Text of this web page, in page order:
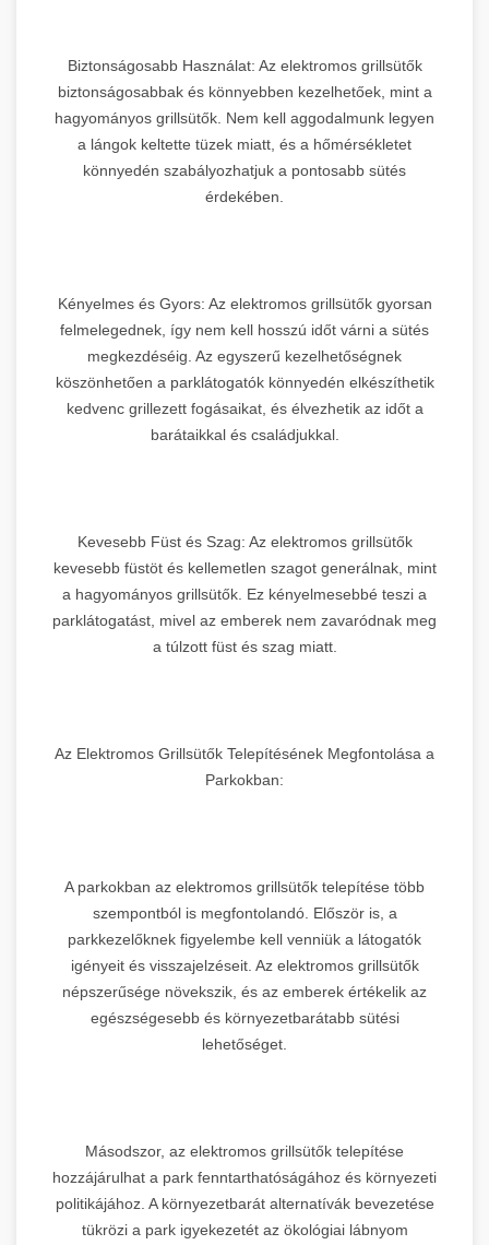
Biztonságosabb Használat: Az elektromos grillsütők
biztonságosabbak és könnyebben kezelhetőek, mint a
hagyományos grillsütők. Nem kell aggodalmunk legyen
a lángok keltette tüzek miatt, és a hőmérsékletet
könnyedén szabályozhatjuk a pontosabb sütés
érdekében.
Kényelmes és Gyors: Az elektromos grillsütők gyorsan
felmelegednek, így nem kell hosszú időt várni a sütés
megkezdéséig. Az egyszerű kezelhetőségnek
köszönhetően a parklátogatók könnyedén elkészíthetik
kedvenc grillezett fogásaikat, és élvezhetik az időt a
barátaikkal és családjukkal.
Kevesebb Füst és Szag: Az elektromos grillsütők
kevesebb füstöt és kellemetlen szagot generálnak, mint
a hagyományos grillsütők. Ez kényelmesebbé teszi a
parklátogatást, mivel az emberek nem zavaródnak meg
a túlzott füst és szag miatt.
Az Elektromos Grillsütők Telepítésének Megfontolása a
Parkokban:
A parkokban az elektromos grillsütők telepítése több
szempontból is megfontolandó. Először is, a
parkkezelőknek figyelembe kell venniük a látogatók
igényeit és visszajelzéseit. Az elektromos grillsütők
népszerűsége növekszik, és az emberek értékelik az
egészségesebb és környezetbarátabb sütési
lehetőséget.
Másodszor, az elektromos grillsütők telepítése
hozzájárulhat a park fenntarthatóságához és környezeti
politikájához. A környezetbarát alternatívák bevezetése
tükrözi a park igyekezetét az ökológiai lábnyom